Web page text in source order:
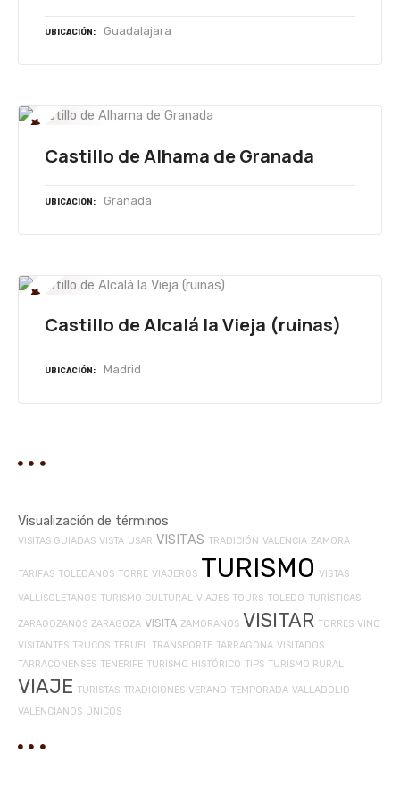
UBICACIÓN Guadalajara
Castillo de Alhama de Granada
UBICACIÓN Granada
Castillo de Alcalá la Vieja (ruinas)
UBICACIÓN Madrid
Visualización de términos
VISITAS GUIADAS VISTA USAR VISITAS TRADICIÓN VALENCIA ZAMORA
TARIFAS TOLEDANOS TORRE VIAJEROS TURISMO VISTAS
VALLISOLETANOS TURISMO CULTURAL VIAJES TOURS TOLEDO TURÍSTICAS
ZARAGOZANOS ZARAGOZA VISITA ZAMORANOS VISITAR TORRES VINO
VISITANTES TRUCOS TERUEL TRANSPORTE TARRAGONA VISITADOS
TARRACONENSES TENERIFE TURISMO HISTÓRICO TIPS TURISMO RURAL
VIAJE TURISTAS TRADICIONES VERANO TEMPORADA VALLADOLID
VALENCIANOS ÚNICOS